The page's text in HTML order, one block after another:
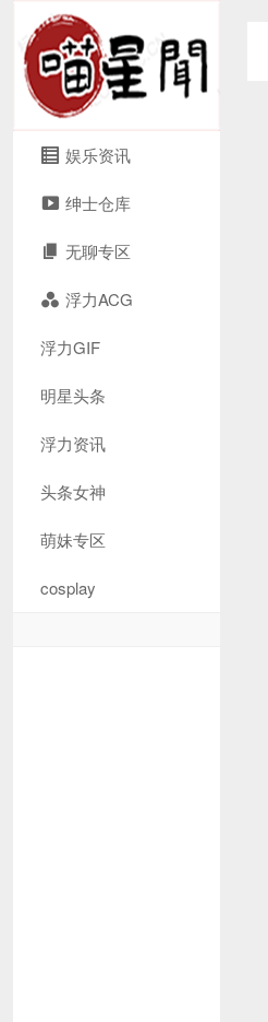
娱乐资讯
绅士仓库
无聊专区
浮力ACG
浮力GIF
明星头条
浮力资讯
头条女神
萌妹专区
cosplay